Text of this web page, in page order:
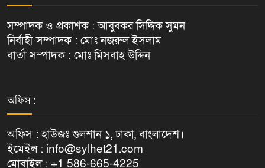
সম্পাদক ও প্রকাশক : আবুবকর সিদ্দিক সুমন
নির্বাহী সম্পাদক : মোঃ নজরুল ইসলাম
বার্তা সম্পাদক : মোঃ মিসবাহ উদ্দিন
অফিস :
অফিস : হাউজঃ গুলশান ১, ঢাকা, বাংলাদেশ।
ইমেইল : info@sylhet21.com
মোবাইল : +1 586-665-4225